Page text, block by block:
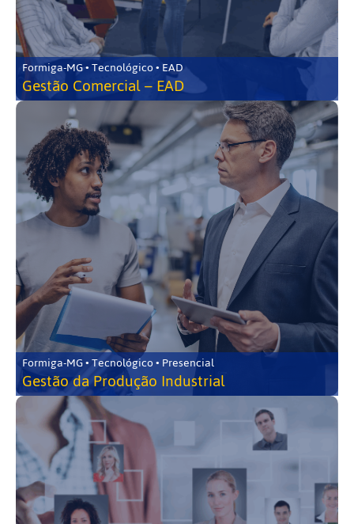
Formiga-MG • Tecnológico • EAD
Gestão Comercial – EAD
Formiga-MG • Tecnológico • Presencial
Gestão da Produção Industrial